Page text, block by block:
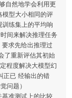
自然地学会利用更
模型大小相同的评
练集上的平均响
间来解决推理任务
求先给出推理过
了重新评估其初始
程度解决大模型幻
正已 经输出的错
问题）
基准测试上的比较